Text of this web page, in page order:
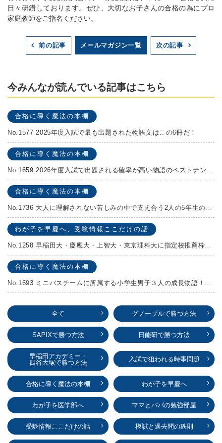
日々研鑽しております。ぜひ、大切なお子さんの合格の為にプロ
家庭教師をご指名ください。
前の記事 メールマガジン一覧 次の記事
今みんなが読んでいる記事はこちら
合格に導く魔法の本棚
No.1577 2025年度入試で最も出題された物語文はこの6冊だ！
合格に導く魔法の本棚
合格に導く魔法の本棚
わが子を早慶へ、受験情報ここだけの話
合格に導く魔法の本棚
全て グノーブルで勝つ方法
SAPIXで勝つ方法 日能研で勝つ方法
早稲田アカデミー・
四谷大塚で勝つ方法
入試で狙われる時事問題
合格に導く魔法の本棚 わが子を早慶へ
わが子を医学部へ ママとパパの勉強部屋
受験情報ここだけの話 模試と過去問の鉄則